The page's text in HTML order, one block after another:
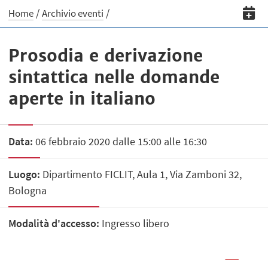
Home Archivio eventi
Prosodia e derivazione
sintattica nelle domande
aperte in italiano
Data: 06 febbraio 2020 dalle 15:00 alle 16:30
Luogo: Dipartimento FICLIT, Aula 1, Via Zamboni 32,
Bologna
Modalità d'accesso: Ingresso libero